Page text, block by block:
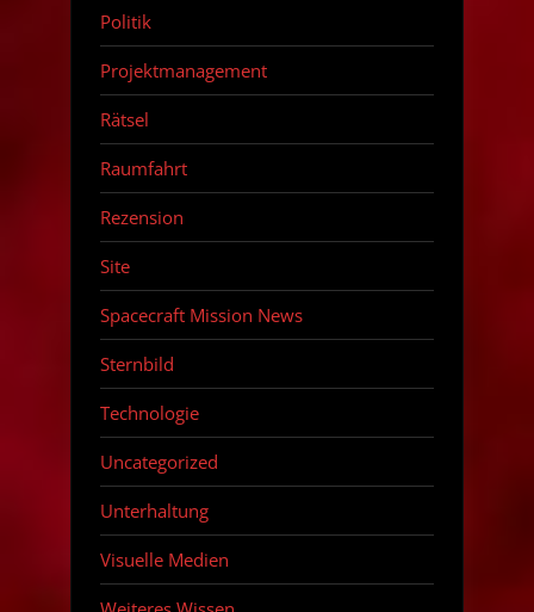
Politik
Projektmanagement
Rätsel
Raumfahrt
Rezension
Site
Spacecraft Mission News
Sternbild
Technologie
Uncategorized
Unterhaltung
Visuelle Medien